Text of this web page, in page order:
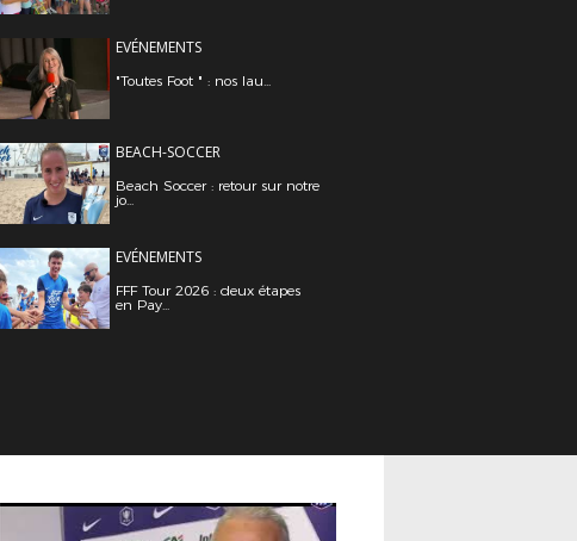
EVÉNEMENTS
"Toutes Foot " : nos lau...
BEACH-SOCCER
Beach Soccer : retour sur notre
jo...
EVÉNEMENTS
FFF Tour 2026 : deux étapes
en Pay...